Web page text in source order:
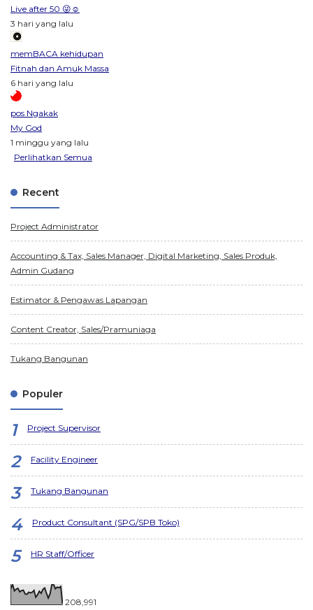
Live after 50 😜☺️
3 hari yang lalu
memBACA kehidupan
Fitnah dan Amuk Massa
6 hari yang lalu
pos Ngakak
My God
1 minggu yang lalu
Perlihatkan Semua
Recent
Project Administrator
Accounting & Tax, Sales Manager, Digital Marketing, Sales Produk,
Admin Gudang
Estimator & Pengawas Lapangan
Content Creator, Sales/Pramuniaga
Tukang Bangunan
Populer
Project Supervisor
Facility Engineer
Tukang Bangunan
Product Consultant (SPG/SPB Toko)
HR Staff/Officer
208,991